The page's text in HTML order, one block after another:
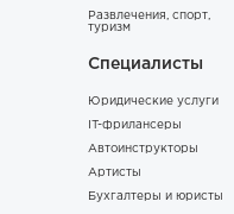
Развлечения, спорт,
туризм
Специалисты
Юридические услуги
IT-фрилансеры
Автоинструкторы
Артисты
Бухгалтеры и юристы